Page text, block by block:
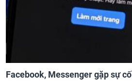
Facebook, Messenger gặp sự